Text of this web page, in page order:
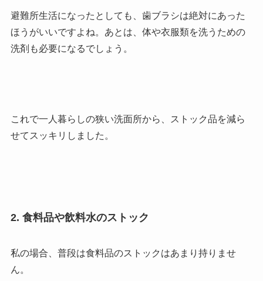
避難所生活になったとしても、歯ブラシは絶対にあった
ほうがいいですよね。あとは、体や衣服類を洗うための
洗剤も必要になるでしょう。
これで一人暮らしの狭い洗面所から、ストック品を減ら
せてスッキリしました。
2. 食料品や飲料水のストック
私の場合、普段は食料品のストックはあまり持りませ
ん。